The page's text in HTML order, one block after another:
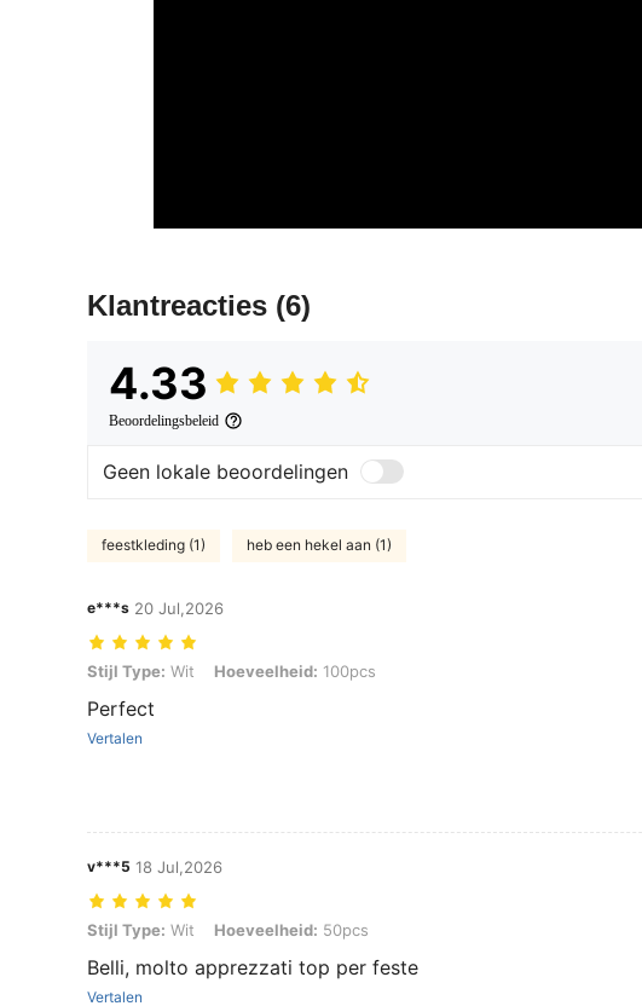
Klantreacties (6)
4.33
Beoordelingsbeleid
Geen lokale beoordelingen
feestkleding (1) heb een hekel aan (1)
e***s 20 Jul,2026
Stijl Type: Wit, Hoeveelheid: 100pcs
Stijl Type: Wit Hoeveelheid: 100pcs
Perfect
Vertalen
v***5 18 Jul,2026
Stijl Type: Wit, Hoeveelheid: 50pcs
Stijl Type: Wit Hoeveelheid: 50pcs
Belli, molto apprezzati top per feste
Vertalen